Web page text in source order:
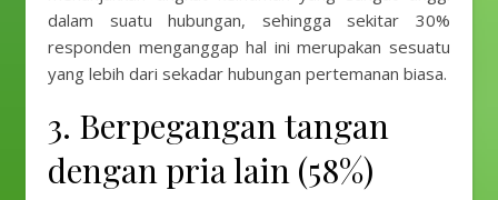
dalam suatu hubungan, sehingga sekitar 30%
responden menganggap hal ini merupakan sesuatu
yang lebih dari sekadar hubungan pertemanan biasa.
3. Berpegangan tangan
dengan pria lain (58%)